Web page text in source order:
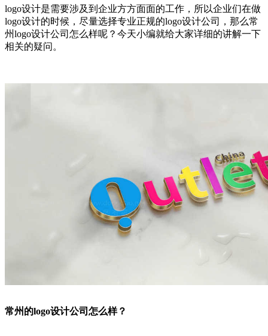
logo设计是需要涉及到企业方方面面的工作，所以企业们在做
logo设计的时候，尽量选择专业正规的logo设计公司，那么常
州logo设计公司怎么样呢？今天小编就给大家详细的讲解一下
相关的疑问。
常州的logo设计公司怎么样？